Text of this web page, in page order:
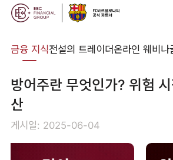
금융 지식전설의 트레이더온라인 웨비나
방어주란 무엇인가? 위험
산
게시일: 2025-06-04